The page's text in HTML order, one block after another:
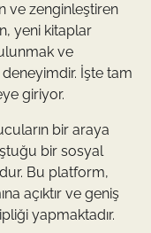
ve zenginleştiren
yeni kitaplar
ve
İşte tam
giriyor.
bir araya
bir sosyal
Bu platform,
açıktır ve geniş
yapmaktadır.